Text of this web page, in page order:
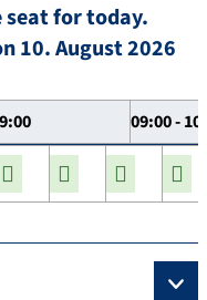
seat for today.
10. August 2026
09:00 -